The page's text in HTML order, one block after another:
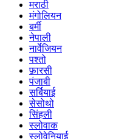
मराठी
मंगोलियन
बर्मी
नेपाली
नार्वेजियन
पश्तो
फ़ारसी
पंजाबी
सर्बियाई
सेसोथो
सिंहली
स्लोवाक
स्लोवेनियाई